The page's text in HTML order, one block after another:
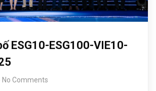
ESG10-ESG100-VIE10-
No Comments